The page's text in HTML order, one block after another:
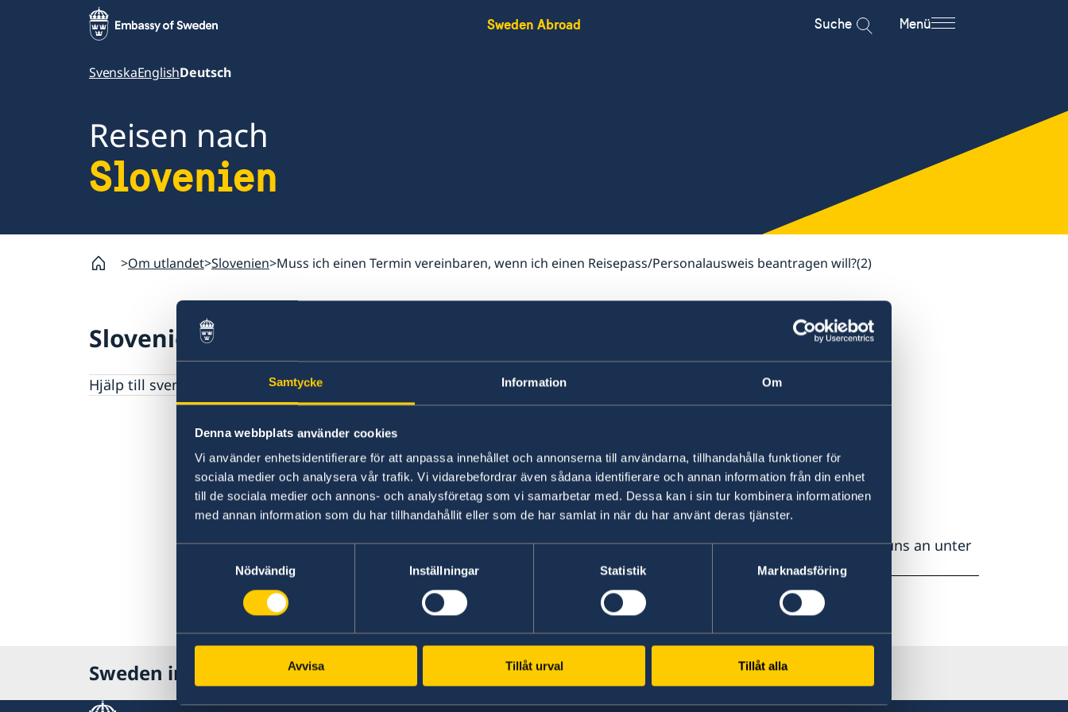
Samtycke Information Om
Denna webbplats använder cookies
Vi använder enhetsidentifierare för att anpassa innehållet och annonserna till användarna, tillhandahålla funktioner för
sociala medier och analysera vår trafik. Vi vidarebefordrar även sådana identifierare och annan information från din enhet
till de sociala medier och annons- och analysföretag som vi samarbetar med. Dessa kan i sin tur kombinera informationen
med annan information som du har tillhandahållit eller som de har samlat in när du har använt deras tjänster.
Nödvändig
Inställningar Statistik Marknadsföring
Avvisa Tillåt urval Tillåt alla
Sweden Abroad Suche Menü
SvenskaEnglishDeutsch
Reisen nach
Slovenien
Om utlandet Slovenien Muss ich einen Termin vereinbaren, wenn ich einen Reisepass/Personalausweis beantragen will?(2)
Slovenien
Hjälp till svenskar utomlands
vereinbaren, wenn ich einen
Reisepass/Personalausweis
beantragen will?
Ja, bitte verwenden Sie unsereOnline-Terminvereinbarungoder rufen Sie uns an unter
+43 1 217 530.
Letzte Aktualisierung 26 Aug. 2019, 14.01
Sweden in Slovenia